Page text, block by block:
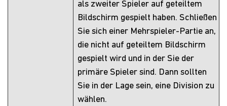
als zweiter Spieler auf geteiltem
Bildschirm gespielt haben. Schließen
Sie sich einer Mehrspieler-Partie an,
die nicht auf geteiltem Bildschirm
gespielt wird und in der Sie der
primäre Spieler sind. Dann sollten
Sie in der Lage sein, eine Division zu
wählen.